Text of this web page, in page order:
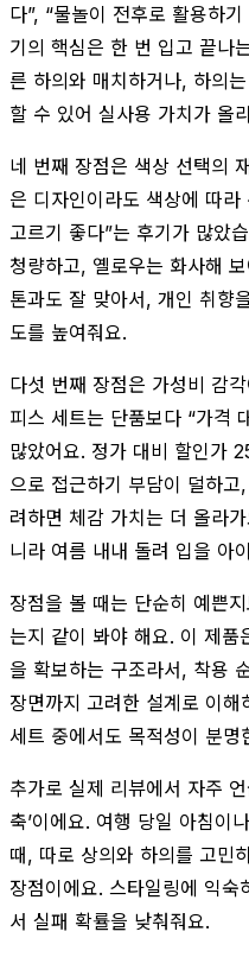
다”, “물놀이 전후로 활용하
기의 핵심은 한 번 입고 끝나
른 하의와 매치하거나, 하의
할 수 있어 실사용 가치가 올
네 번째 장점은 색상 선택의
은 디자인이라도 색상에 따
고르기 좋다”는 후기가 많았
청량하고, 옐로우는 화사해
톤과도 잘 맞아서, 개인 취향
도를 높여줘요.
다섯 번째 장점은 가성비 감
피스 세트는 단품보다 “가격
많았어요. 정가 대비 할인가
으로 접근하기 부담이 덜하
려하면 체감 가치는 더 올라
니라 여름 내내 돌려 입을 아
장점을 볼 때는 단순히 예쁜
는지 같이 봐야 해요. 이 제품
을 확보하는 구조라서, 착용
장면까지 고려한 설계로 이
세트 중에서도 목적성이 분
추가로 실제 리뷰에서 자주
축’이에요. 여행 당일 아침이
때, 따로 상의와 하의를 고민
장점이에요. 스타일링에 익
서 실패 확률을 낮춰줘요.